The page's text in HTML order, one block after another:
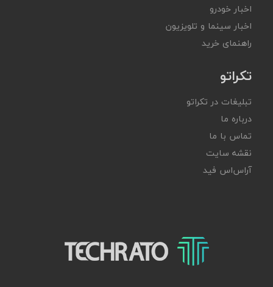
اخبار خودرو
اخبار سینما و تلویزیون
راهنمای خرید
تکراتو
تبلیغات در تکراتو
درباره ما
تماس با ما
نقشه سایت
آر‌اس‌اس فید
تکراتو – زندگی با تکنولوژی